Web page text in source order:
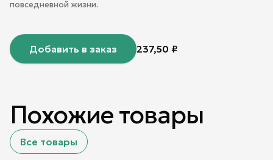
повседневной жизни.
Добавить в заказ 237,50 ₽
Похожие товары
Все товары